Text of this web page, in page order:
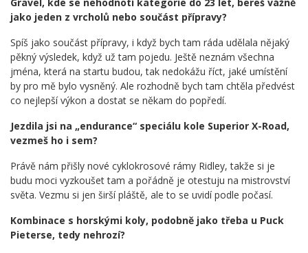
jako jeden z vrcholů nebo součást přípravy?
Spíš jako součást přípravy, i když bych tam ráda udělala nějaký
pěkný výsledek, když už tam pojedu. Ještě neznám všechna
jména, která na startu budou, tak nedokážu říct, jaké umístění
by pro mě bylo vysněný. Ale rozhodně bych tam chtěla předvést
co nejlepší výkon a dostat se někam do popředí.
Jezdila jsi na „endurance“ speciálu kole Superior X-Road,
vezmeš ho i sem?
Právě nám přišly nové cyklokrosové rámy Ridley, takže si je
budu moci vyzkoušet tam a pořádně je otestuju na mistrovství
světa. Vezmu si jen širší pláště, ale to se uvidí podle počasí.
Kombinace s horskými koly, podobně jako třeba u Puck
Pieterse, tedy nehrozí?